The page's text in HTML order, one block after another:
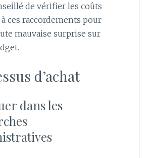
de vérifier les coûts
à ces raccordements pour
mauvaise surprise sur
d’achat
dans les